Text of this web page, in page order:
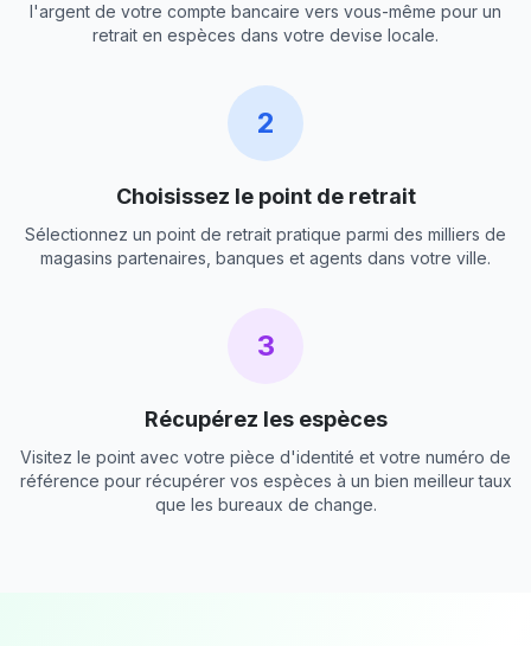
l'argent de votre compte bancaire vers vous-même pour un
retrait en espèces dans votre devise locale.
2
Choisissez le point de retrait
Sélectionnez un point de retrait pratique parmi des milliers de
magasins partenaires, banques et agents dans votre ville.
3
Récupérez les espèces
Visitez le point avec votre pièce d'identité et votre numéro de
référence pour récupérer vos espèces à un bien meilleur taux
que les bureaux de change.